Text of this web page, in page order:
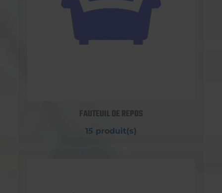
FAUTEUIL DE REPOS
15 produit(s)